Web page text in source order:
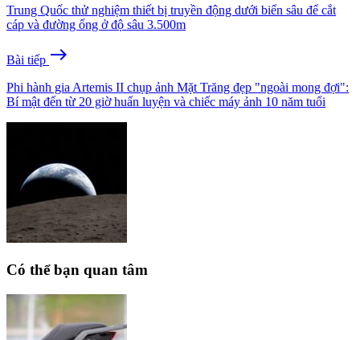
Trung Quốc thử nghiệm thiết bị truyền động dưới biển sâu để cắt
cáp và đường ống ở độ sâu 3.500m
Bài tiếp east
Phi hành gia Artemis II chụp ảnh Mặt Trăng đẹp "ngoài mong đợi":
Bí mật đến từ 20 giờ huấn luyện và chiếc máy ảnh 10 năm tuổi
Có thể bạn quan tâm